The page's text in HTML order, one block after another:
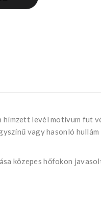
hímzett levél motívum fut
vagy hasonló
közepes hőfokon